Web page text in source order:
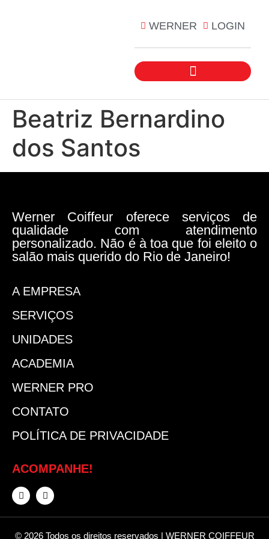
WERNER LOGIN
Beatriz Bernardino
dos Santos
Werner Coiffeur oferece serviços de
qualidade com atendimento
personalizado. Não é à toa que foi eleito o
salão mais querido do Rio de Janeiro!
A EMPRESA
SERVIÇOS
UNIDADES
ACADEMIA
WERNER PRO
CONTATO
POLÍTICA DE PRIVACIDADE
ACOMPANHE!
© 2026 Todos os direitos reservados | WERNER COIFFEUR